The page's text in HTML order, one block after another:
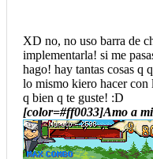
XD no, no uso barra de
implementarla! si me
hago! hay tantas cosas q
lo mismo kiero hacer con
q bien q te guste! :D
[color=#ff0033]Amo a